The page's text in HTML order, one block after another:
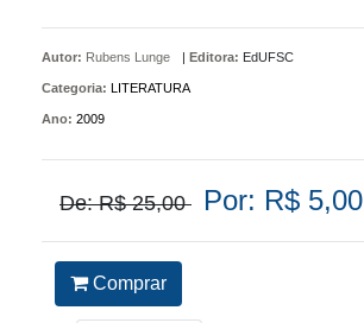
Autor: Rubens Lunge | Editora: EdUFSC
Categoria: LITERATURA
Ano: 2009
De: R$ 25,00 Por: R$ 5,00
Comprar